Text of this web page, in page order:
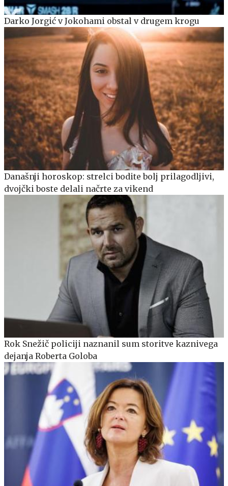
Darko Jorgić v Jokohami obstal v drugem krogu
Današnji horoskop: strelci bodite bolj prilagodljivi,
dvojčki boste delali načrte za vikend
Rok Snežič policiji naznanil sum storitve kaznivega
dejanja Roberta Goloba